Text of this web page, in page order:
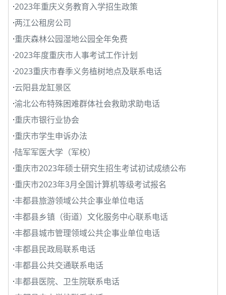
·2023年重庆义务教育入学招生政策
·两江公租房公司
·重庆森林公园湿地公园全年免费
·2023年度重庆市人事考试工作计划
·2023重庆市春季义务植树地点及联系电话
·云阳县龙缸景区
·渝北公布特殊困难群体社会救助求助电话
·重庆市银行业协会
·重庆市学生申诉办法
·陆军军医大学（军校）
·重庆市2023年硕士研究生招生考试初试成绩公布
·重庆市2023年3月全国计算机等级考试报名
·丰都县旅游领域公共企事业单位电话
·丰都县乡镇（街道）文化服务中心联系电话
·丰都县城市管理领域公共企事业单位电话
·丰都县民政局联系电话
·丰都县公共交通联系电话
·丰都县医院、卫生院联系电话